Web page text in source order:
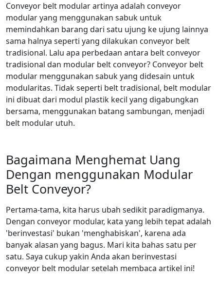
Conveyor belt modular artinya adalah conveyor
modular yang menggunakan sabuk untuk
memindahkan barang dari satu ujung ke ujung lainnya
sama halnya seperti yang dilakukan conveyor belt
tradisional. Lalu apa perbedaan antara belt conveyor
tradisional dan modular belt conveyor? Conveyor belt
modular menggunakan sabuk yang didesain untuk
modularitas. Tidak seperti belt tradisional, belt modular
ini dibuat dari modul plastik kecil yang digabungkan
bersama, menggunakan batang sambungan, menjadi
belt modular utuh.
Bagaimana Menghemat Uang
Dengan menggunakan Modular
Belt Conveyor?
Pertama-tama, kita harus ubah sedikit paradigmanya.
Dengan conveyor modular, kata yang lebih tepat adalah
'berinvestasi' bukan 'menghabiskan', karena ada
banyak alasan yang bagus. Mari kita bahas satu per
satu. Saya cukup yakin Anda akan berinvestasi
conveyor belt modular setelah membaca artikel ini!